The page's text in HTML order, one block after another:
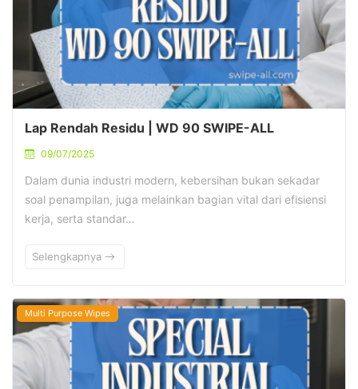
Lap Rendah Residu | WD 90 SWIPE-ALL
09/07/2025
Dalam dunia industri modern, kebersihan bukan sekadar
soal penampilan, juga melainkan bagian vital dari efisiensi
kerja, serta standar…
Selengkapnya
Multi Purpose Wipes